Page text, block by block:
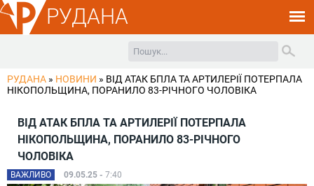
РУДАНА
РУДАНА » НОВИНИ » ВІД АТАК БПЛА ТА АРТИЛЕРІЇ ПОТЕРПАЛА
НІКОПОЛЬЩИНА, ПОРАНИЛО 83-РІЧНОГО ЧОЛОВІКА
ВІД АТАК БПЛА ТА АРТИЛЕРІЇ ПОТЕРПАЛА
НІКОПОЛЬЩИНА, ПОРАНИЛО 83-РІЧНОГО
ЧОЛОВІКА
ВАЖЛИВО 09.05.25 - 7:40